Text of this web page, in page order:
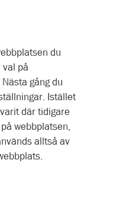
du
på
gång du
Istället
där tidigare
webbplatsen,
alltså av